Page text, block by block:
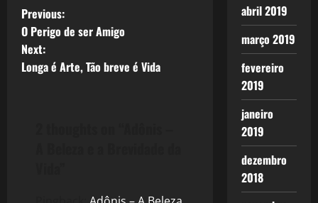
P
o
s
Previous:
O Perigo de ser Amigo
Next:
Longa é Arte, Tão breve é Vida
abril 2019
março 2019
fevereiro
2019
janeiro
2019
dezembro
2018